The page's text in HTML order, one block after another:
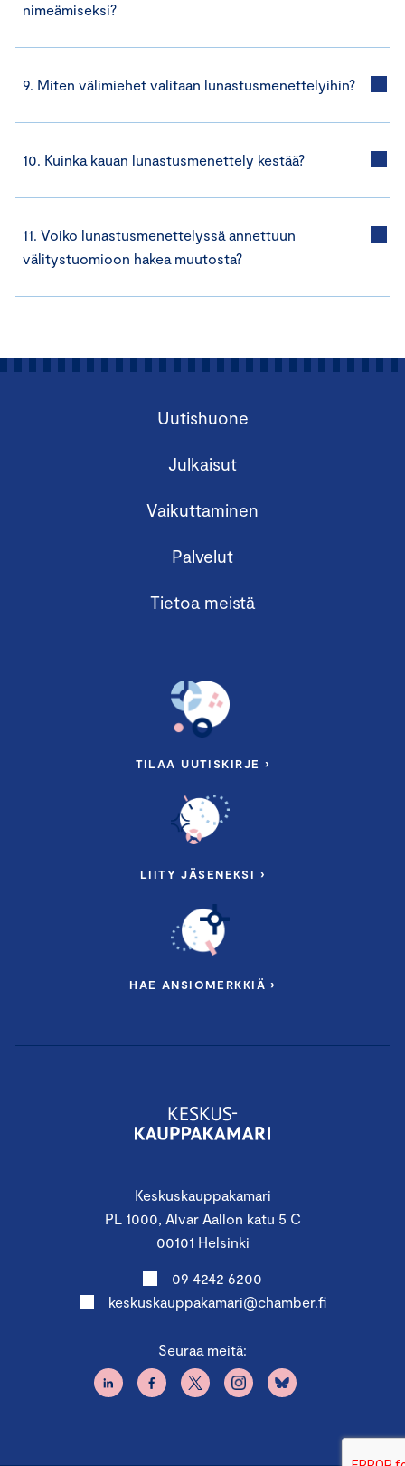
nimeämiseksi?
9. Miten välimiehet valitaan lunastusmenettelyihin?
10. Kuinka kauan lunastusmenettely kestää?
11. Voiko lunastusmenettelyssä annettuun
välitystuomioon hakea muutosta?
Keskuskauppakamari
PL 1000, Alvar Aallon katu 5 C
00101 Helsinki
09 4242 6200
keskuskauppakamari@chamber.fi
Seuraa meitä:
Uutishuone
Julkaisut
Vaikuttaminen
Palvelut
Tietoa meistä
TILAA UUTISKIRJE ›
LIITY JÄSENEKSI ›
HAE ANSIOMERKKIÄ ›